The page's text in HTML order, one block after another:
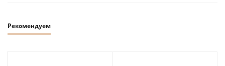
Рекомендуем